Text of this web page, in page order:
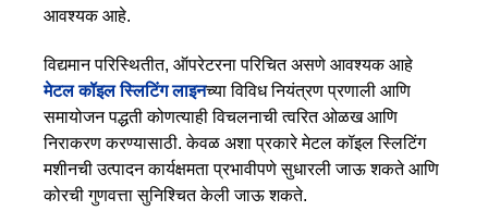
आवश्यक आहे.
विद्यमान परिस्थितीत, ऑपरेटरना परिचित असणे आवश्यक आहे
मेटल कॉइल स्लिटिंग लाइनच्या विविध नियंत्रण प्रणाली आणि
समायोजन पद्धती कोणत्याही विचलनाची त्वरित ओळख आणि
निराकरण करण्यासाठी. केवळ अशा प्रकारे मेटल कॉइल स्लिटिंग
मशीनची उत्पादन कार्यक्षमता प्रभावीपणे सुधारली जाऊ शकते आणि
कोरची गुणवत्ता सुनिश्चित केली जाऊ शकते.